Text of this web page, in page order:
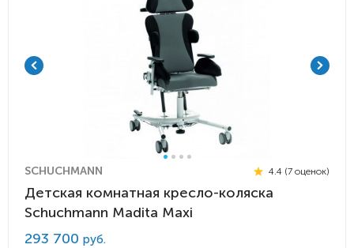
SCHUCHMANN 4.4 (7 оценок)
Детская комнатная кресло-коляска
Schuchmann Madita Maxi
293 700 руб.